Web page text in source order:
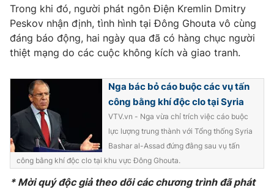
Học trực tuyến
Hitech Công nghệ tương lai
Sản phẩm
Tư vấn
Giao lưu trực tuyến
Chuyên mục khác
Emagazine Podcast
Photo Infographic
Trong khi đó, người phát ngôn Điện Kremlin Dmitry
Peskov nhận định, tình hình tại Đông Ghouta vô cùng
đáng báo động, hai ngày qua đã có hàng chục người
thiệt mạng do các cuộc không kích và giao tranh.
Nga bác bỏ cáo buộc các vụ tấn
công bằng khí độc clo tại Syria
VTV.vn - Nga vừa chỉ trích việc cáo buộc
lực lượng trung thành với Tổng thống Syria
Bashar al-Assad đứng đằng sau vụ tấn
công bằng khí độc clo tại khu vực Đông Ghouta.
* Mời quý độc giả theo dõi các chương trình đã phát